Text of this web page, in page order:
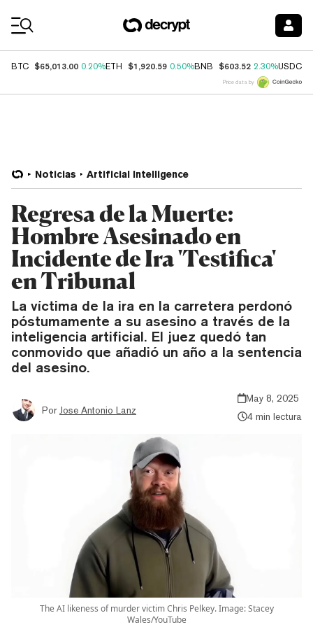
BTC $65,013.00 0.20%ETH $1,920.59 0.50%BNB $603.52 2.30%USDC
Price data by
Noticias Artificial Intelligence
Regresa de la Muerte:
Hombre Asesinado en
Incidente de Ira 'Testifica'
en Tribunal
La víctima de la ira en la carretera perdonó
póstumamente a su asesino a través de la
inteligencia artificial. El juez quedó tan
conmovido que añadió un año a la sentencia
del asesino.
Por Jose Antonio Lanz
May 8, 2025
4 min lectura
The AI likeness of murder victim Chris Pelkey. Image: Stacey
Wales/YouTube